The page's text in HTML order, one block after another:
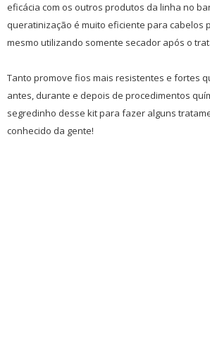
eficácia com os outros produtos da linha no
queratinização é muito eficiente para cabelos
mesmo utilizando somente secador após o
Tanto promove fios mais resistentes e fortes
antes, durante e depois de procedimentos
segredinho desse kit para fazer alguns
conhecido da gente!